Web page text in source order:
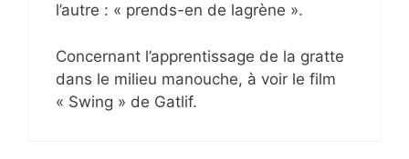
l’autre : « prends-en de lagrène ».
Concernant l’apprentissage de la gratte
dans le milieu manouche, à voir le film
« Swing » de Gatlif.